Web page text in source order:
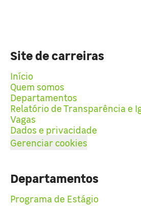
Site de carreiras
Início
Quem somos
Departamentos
Relatório de Transparência e
Vagas
Dados e privacidade
Gerenciar cookies
Departamentos
Programa de Estágio